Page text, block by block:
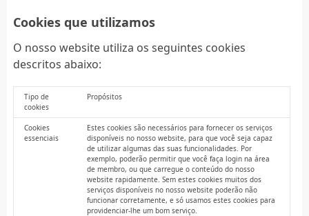
Cookies que utilizamos
O nosso website utiliza os seguintes cookies
descritos abaixo:
Tipo de
cookies
Propósitos
Cookies
essenciais
Estes cookies são necessários para fornecer os serviços
disponíveis no nosso website, para que você seja capaz
de utilizar algumas das suas funcionalidades. Por
exemplo, poderão permitir que você faça login na área
de membro, ou que carregue o conteúdo do nosso
website rapidamente. Sem estes cookies muitos dos
serviços disponíveis no nosso website poderão não
funcionar corretamente, e só usamos estes cookies para
providenciar-lhe um bom serviço.